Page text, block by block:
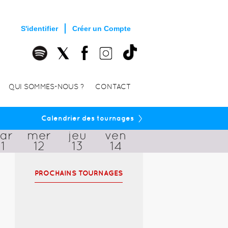
S'identifier Créer un Compte
QUI SOMMES-NOUS ? CONTACT
Calendrier des tournages ›
mer
12
jeu
13
ven
14
PROCHAINS TOURNAGES